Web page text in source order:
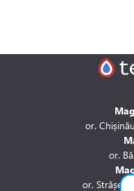
or.
or.
or. Strășeni,